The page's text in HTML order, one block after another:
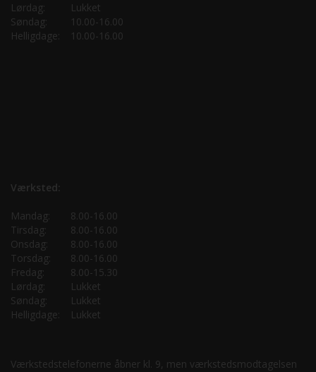
Lørdag:
Lukket
Søndag:
10.00-16.00
Helligdage:
10.00-16.00
Værksted:
Mandag:
8.00-16.00
Tirsdag:
8.00-16.00
Onsdag:
8.00-16.00
Torsdag:
8.00-16.00
Fredag:
8.00-15.30
Lørdag:
Lukket
Søndag:
Lukket
Helligdage:
Lukket
Værkstedstelefonerne åbner kl. 9, men værkstedsmodtagelsen